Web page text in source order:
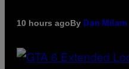
10 hours agoBy Dan Milam